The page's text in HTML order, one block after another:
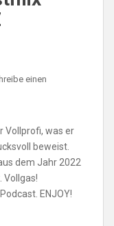
einen
Vollprofi, was er
beweist.
dem Jahr 2022
Vollgas!
ENJOY!